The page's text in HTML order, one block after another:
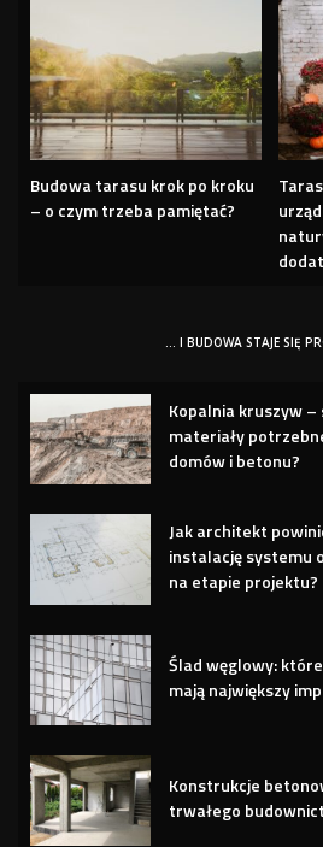
Budowa tarasu krok po kroku
– o czym trzeba pamiętać?
… I BUDOWA STAJE SIĘ
Kopalnia kruszyw –
materiały
domów i betonu?
Jak architekt
instalację systemu
na etapie projektu?
Ślad węglowy:
mają największy
Konstrukcje
trwałego